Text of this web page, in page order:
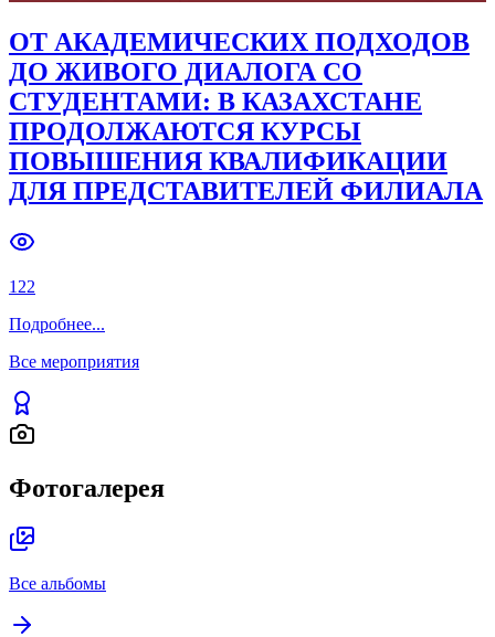
ОТ АКАДЕМИЧЕСКИХ ПОДХОДОВ
ДО ЖИВОГО ДИАЛОГА СО
СТУДЕНТАМИ: В КАЗАХСТАНЕ
ПРОДОЛЖАЮТСЯ КУРСЫ
ПОВЫШЕНИЯ КВАЛИФИКАЦИИ
ДЛЯ ПРЕДСТАВИТЕЛЕЙ ФИЛИАЛА
122
Подробнее...
Все мероприятия
Фотогалерея
Все альбомы